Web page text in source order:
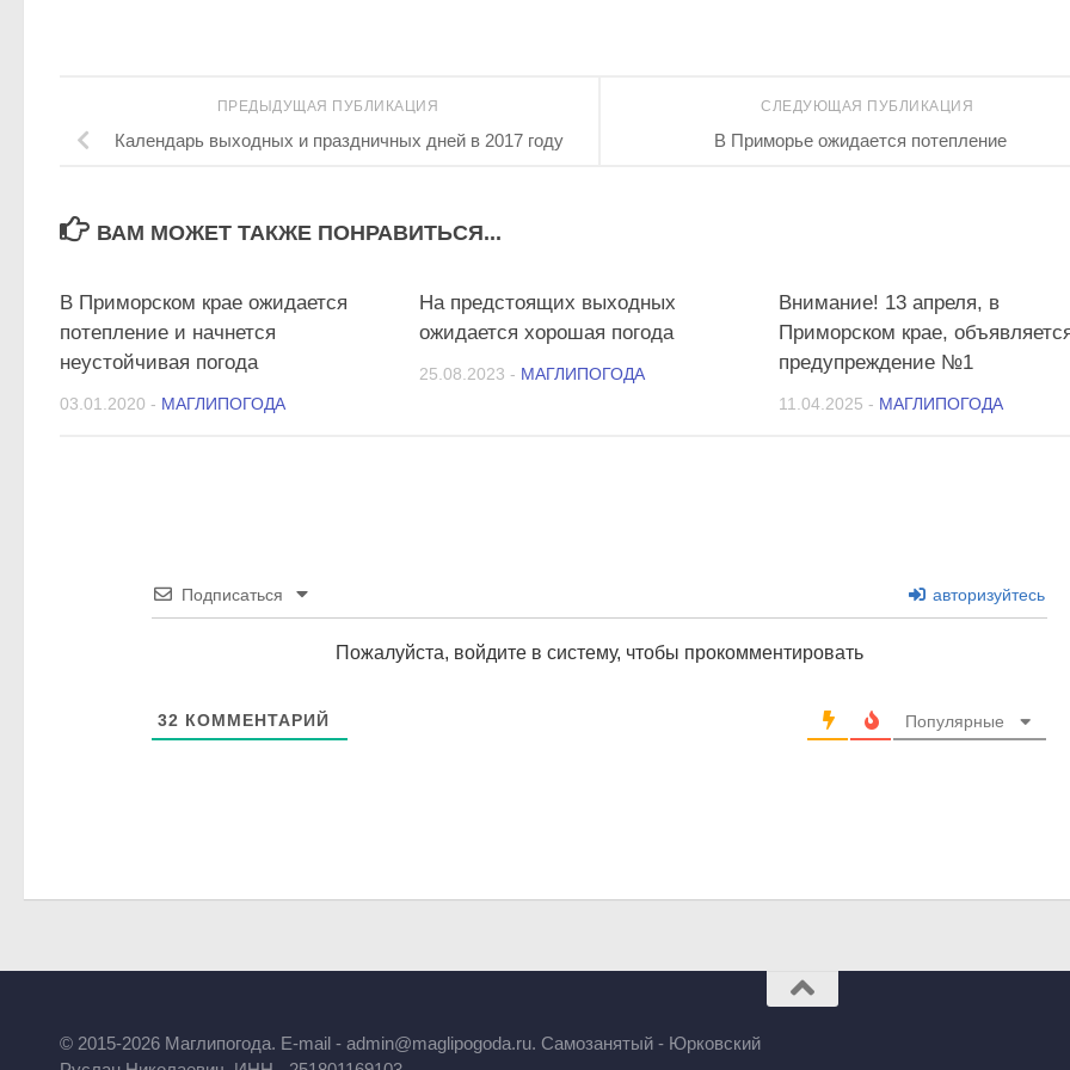
СЛЕДУЮЩАЯ ПУБЛИКАЦИЯ
В Приморье ожидается потепление
ПРЕДЫДУЩАЯ ПУБЛИКАЦИЯ
Календарь выходных и праздничных дней в 2017 году
ВАМ МОЖЕТ ТАКЖЕ ПОНРАВИТЬСЯ...
В Приморском крае ожидается
потепление и начнется
неустойчивая погода
03.01.2020 - МАГЛИПОГОДА
На предстоящих выходных
ожидается хорошая погода
25.08.2023 - МАГЛИПОГОДА
Внимание! 13 апреля, в
Приморском крае,
предупреждение №1
11.04.2025 - МАГЛИПОГОДА
Подписаться авторизуйтесь
Пожалуйста, войдите в систему, чтобы прокомментировать
32 КОММЕНТАРИЙ Популярные
© 2015-2026 Маглипогода. E-mail - admin@maglipogoda.ru. Самозанятый - Юрковский